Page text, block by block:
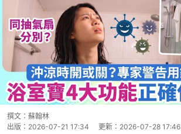
撰文： 蘇翰林
出版： 2026-07-21 17:34 更新： 2026-07-28 17:46